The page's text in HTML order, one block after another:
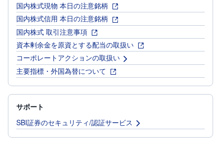
国内株式現物 本日の注意銘柄
国内株式信用 本日の注意銘柄
国内株式 取引注意事項
資本剰余金を原資とする配当の取扱い
コーポレートアクションの取扱い
主要指標・外国為替について
サポート
SBI証券のセキュリティ/認証サービス